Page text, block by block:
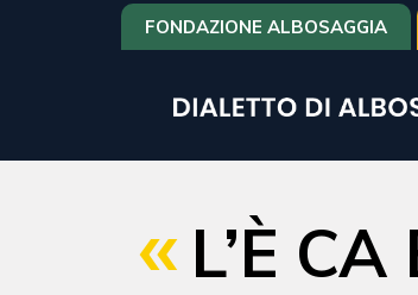
FONDAZIONE ALBOSAGGIA
L’È